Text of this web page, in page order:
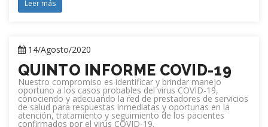
Leer más
14/Agosto/2020
QUINTO INFORME COVID-19
Nuestro compromiso es identificar y brindar manejo
oportuno a los casos probables del virus COVID-19,
conociendo y adecuando la red de prestadores de servicios
de salud para respuestas inmediatas y oportunas en la
atención, tratamiento y seguimiento de los pacientes
confirmados por el virus COVID-19.